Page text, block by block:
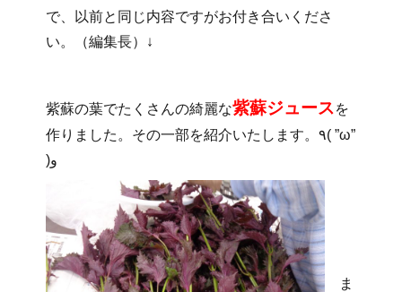
で、以前と同じ内容ですがお付き合いくださ
い。（編集長）↓
紫蘇の葉でたくさんの綺麗な紫蘇ジュース を
作りました。その一部を紹介いたします。٩( ”ω”
)و
ま